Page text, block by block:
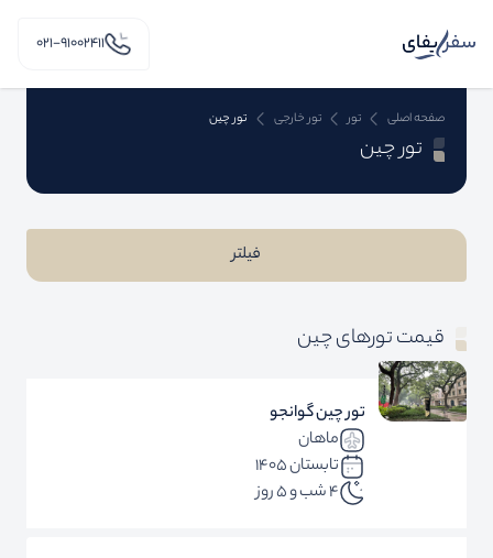
۰۲۱-91002411
صفحه اصلی تور تور خارجی تور چین
تور چین
فیلتر
قیمت تورهای چین
تور چین گوانجو
ماهان
تابستان 1405
4 شب و 5 روز